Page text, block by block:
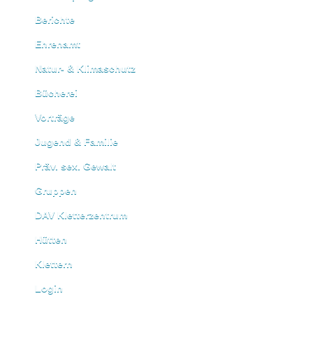
Berichte
Ehrenamt
Natur- & Klimaschutz
Bücherei
Vorträge
Jugend & Familie
Präv. sex. Gewalt
Gruppen
DAV Kletterzentrum
Hütten
Klettern
Login